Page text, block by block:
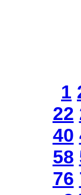
1
22
40
58
76